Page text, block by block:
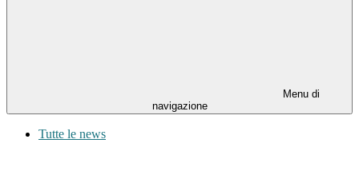
Menu di
navigazione
Tutte le news